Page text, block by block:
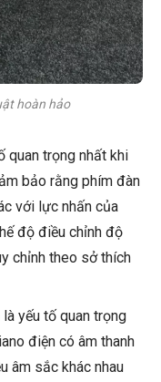
hoàn hảo
quan trọng nhất khi
bảo rằng phím đàn
với lực nhấn của
độ điều chỉnh độ
chỉnh theo sở thích
yếu tố quan trọng
điện có âm thanh
âm sắc khác nhau